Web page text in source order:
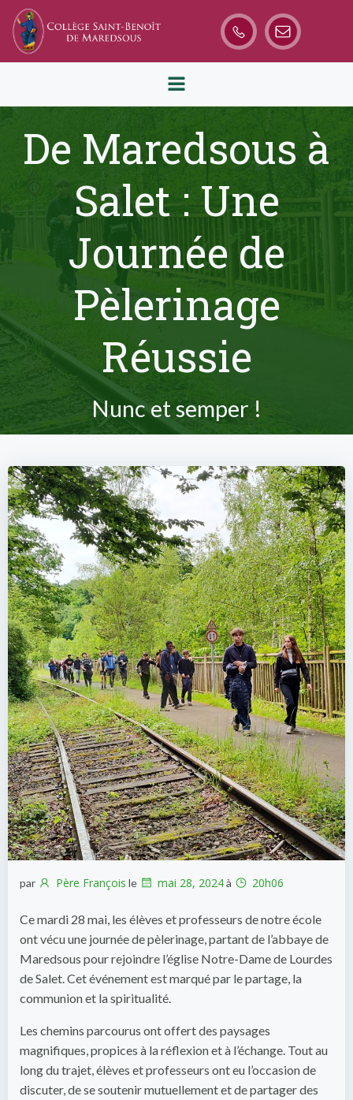
De Maredsous à
Salet : Une
Journée de
Pèlerinage
Réussie
Nunc et semper !
par Père François le mai 28, 2024à 20h06
Ce mardi 28 mai, les élèves et professeurs de notre école
ont vécu une journée de pèlerinage, partant de l’abbaye de
Maredsous pour rejoindre l’église Notre-Dame de Lourdes
de Salet. Cet événement est marqué par le partage, la
communion et la spiritualité.
Les chemins parcourus ont offert des paysages
magnifiques, propices à la réflexion et à l’échange. Tout au
long du trajet, élèves et professeurs ont eu l’occasion de
discuter, de se soutenir mutuellement et de partager des